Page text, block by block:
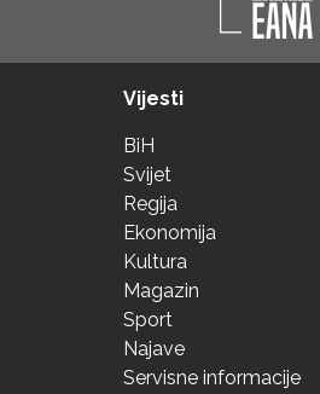
Vijesti
BiH
Svijet
Regija
Ekonomija
Kultura
Magazin
Sport
Najave
Servisne informacije